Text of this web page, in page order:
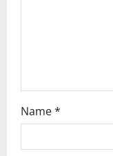
Name*